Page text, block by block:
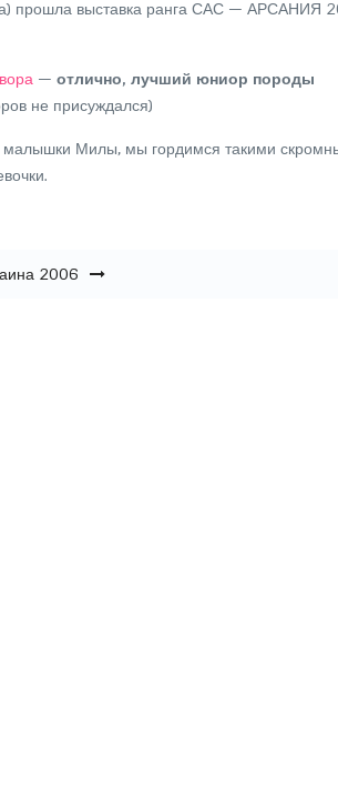
прошла выставка ранга САС — АРСАНИЯ
— отлично, лучший юниор породы
не присуждался)
малышки Милы, мы гордимся такими
2006